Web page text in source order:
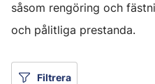
såsom rengöring och
och pålitliga prestanda.
Filtrera